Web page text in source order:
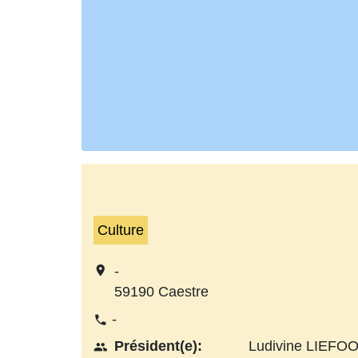
Culture
location_on
-
59190 Caestre
phone -
people Président(e):
Ludivine